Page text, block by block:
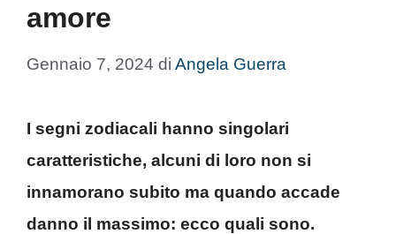
amore
Gennaio 7, 2024 di Angela Guerra
I segni zodiacali hanno singolari
caratteristiche, alcuni di loro non si
innamorano subito ma quando accade
danno il massimo: ecco quali sono.